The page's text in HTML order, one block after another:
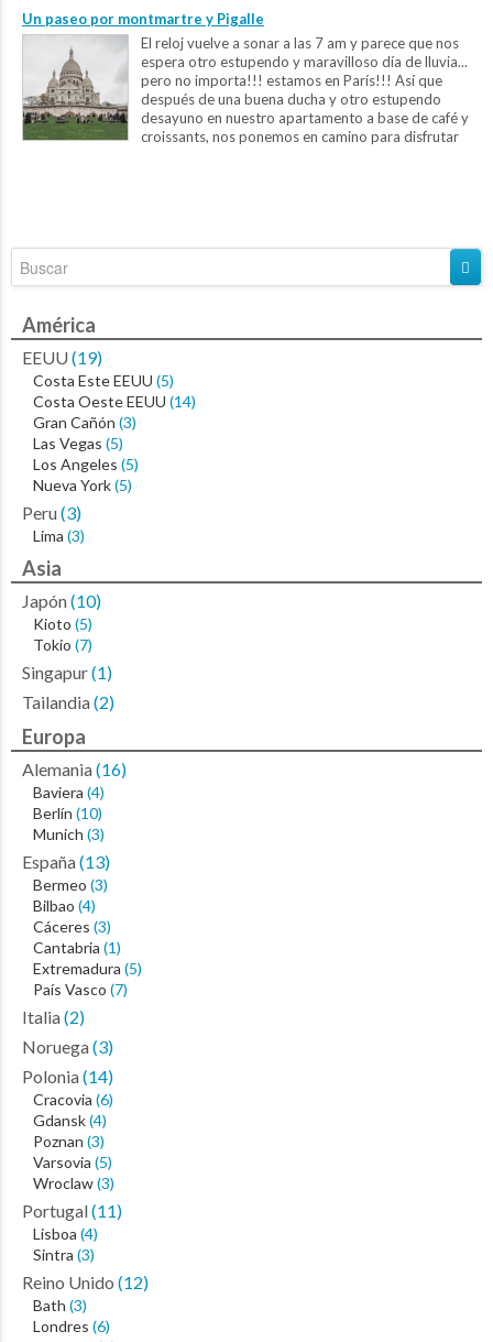
Un paseo por montmartre y Pigalle
El reloj vuelve a sonar a las 7 am y parece que nos
espera otro estupendo y maravilloso día de lluvia...
pero no importa!!! estamos en París!!! Así que
después de una buena ducha y otro estupendo
desayuno en nuestro apartamento a base de café y
croissants, nos ponemos en camino para disfrutar
América
EEUU(19)
Costa Este EEUU (5)
Costa Oeste EEUU (14)
Gran Cañón (3)
Las Vegas (5)
Los Angeles (5)
Nueva York(5)
Peru(3)
Lima (3)
Asia
Japón(10)
Kioto (5)
Tokio (7)
Singapur(1)
Tailandia(2)
Europa
Alemania(16)
Baviera (4)
Berlín (10)
Munich (3)
España(13)
Bermeo (3)
Bilbao (4)
Cáceres (3)
Cantabria (1)
Extremadura (5)
País Vasco (7)
Italia(2)
Noruega(3)
Polonia(14)
Cracovia (6)
Gdansk(4)
Poznan (3)
Varsovia (5)
Wroclaw(3)
Portugal(11)
Lisboa (4)
Sintra (3)
Reino Unido (12)
Bath (3)
Londres (6)